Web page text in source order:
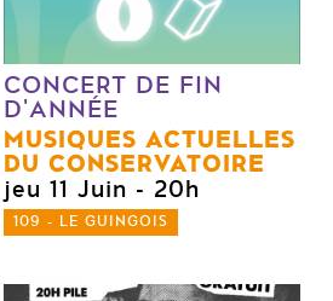
CONCERT DE FIN
D'ANNÉE
MUSIQUES ACTUELLES
DU CONSERVATOIRE
jeu 11 Juin - 20h
109 - LE GUINGOIS